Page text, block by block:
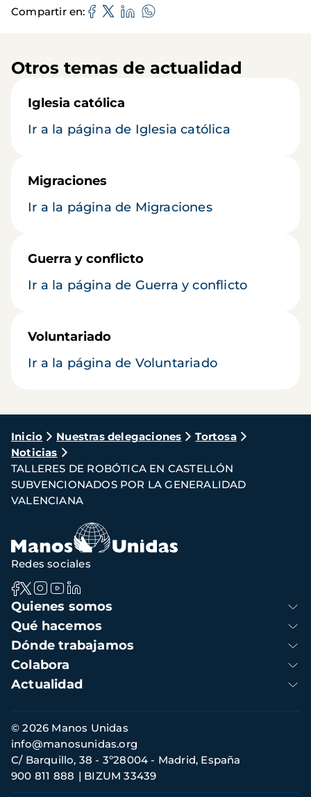
Compartir en
Otros temas de actualidad
Iglesia católica
Ir a la página de Iglesia católica
Migraciones
Ir a la página de Migraciones
Guerra y conflicto
Ir a la página de Guerra y conflicto
Voluntariado
Ir a la página de Voluntariado
Ruta
de
navegación
Inicio Nuestras delegaciones
Tortosa
Noticias
TALLERES DE ROBÓTICA EN CASTELLÓN
SUBVENCIONADOS POR LA GENERALIDAD
VALENCIANA
Navegación
principal
Quienes somos
Qué hacemos
Dónde trabajamos
Colabora
Actualidad
Redes sociales
Información
de
contacto
© 2026 Manos Unidas
C/ Barquillo, 38 - 3º28004 - Madrid, España
900 811 888
BIZUM 33439
info@manosunidas.org